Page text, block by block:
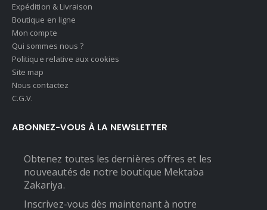
Expédition & Livraison
Boutique en ligne
Mon compte
Qui sommes nous ?
Politique relative aux cookies
Site map
Nous contactez
C.G.V.
ABONNEZ-VOUS À LA NEWSLETTER
Obtenez toutes les dernières offres et les
nouveautés de notre boutique Mektaba
Zakariya.
Inscrivez-vous dès maintenant à notre